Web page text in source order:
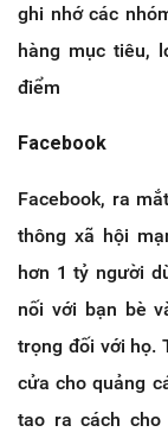
ghi nhớ các
hàng mục tiêu,
điểm
Facebook
Facebook, ra
thông xã hội
hơn 1 tỷ người
nối với bạn bè
trọng đối với họ.
cửa cho quảng
tao ra cách cho